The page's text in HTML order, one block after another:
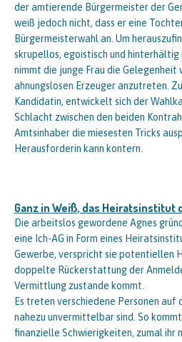
der amtierende Bürgermeister der
weiß jedoch nicht, dass er eine
Bürgermeisterwahl an. Um
skrupellos, egoistisch und hinterhältig
nimmt die junge Frau die Gelegenheit
ahnungslosen Erzeuger anzutreten.
Kandidatin, entwickelt sich der
Schlacht zwischen den beiden
Amtsinhaber die miesesten Tricks
Herausforderin kann kontern.
Ganz in Weiß, das Heiratsinstitut
Die arbeitslos gewordene Agnes
eine Ich-AG in Form eines
Gewerbe, verspricht sie potentiellen
doppelte Rückerstattung der
Vermittlung zustande kommt.
Es treten verschiedene Personen auf
nahezu unvermittelbar sind. So
finanzielle Schwierigkeiten, zumal ihr